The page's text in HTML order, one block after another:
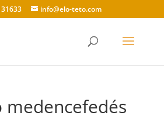
info@elo-teto.com
medencefedés